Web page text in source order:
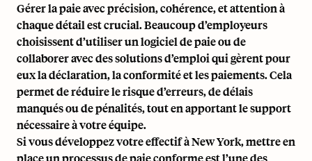
Gérer la paie avec précision, cohérence, et attention à
chaque détail est crucial. Beaucoup d’employeurs
choisissent d’utiliser un logiciel de paie ou de
collaborer avec des solutions d’emploi qui gèrent pour
eux la déclaration, la conformité et les paiements. Cela
permet de réduire le risque d’erreurs, de délais
manqués ou de pénalités, tout en apportant le support
nécessaire à votre équipe.
Si vous développez votre effectif à New York, mettre en
place un processus de paie conforme est l’une des